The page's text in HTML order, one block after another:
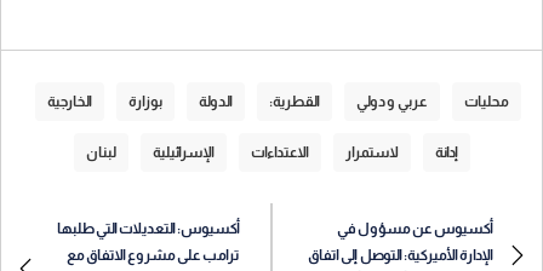
محليات عربي و دولي القطرية: الدولة بوزارة الخارجية
إدانة لاستمرار الاعتداءات الإسرائيلية لبنان
أكسيوس عن مسؤول في
الإدارة الأميركية: التوصل إلى اتفاق
أكسيوس: التعديلات التي طلبها
ترامب على مشروع الاتفاق مع